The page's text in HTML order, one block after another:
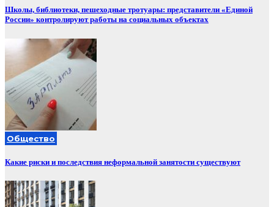
Школы, библиотеки, пешеходные тротуары: представители «Единой
России» контролируют работы на социальных объектах
Общество
Какие риски и последствия неформальной занятости существуют